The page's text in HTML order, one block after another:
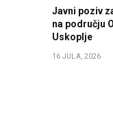
Javni poziv
na području
Uskoplje
16 JULA, 2026